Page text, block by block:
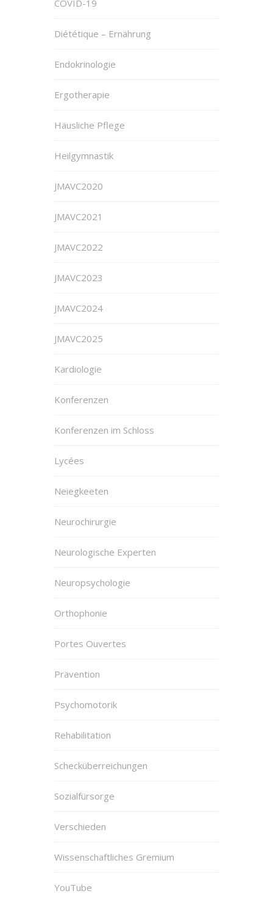
COVID-19
Diététique – Ernährung
Endokrinologie
Ergotherapie
Häusliche Pflege
Heilgymnastik
JMAVC2020
JMAVC2021
JMAVC2022
JMAVC2023
JMAVC2024
JMAVC2025
Kardiologie
Konferenzen
Konferenzen im Schloss
Lycées
Neiegkeeten
Neurochirurgie
Neurologische Experten
Neuropsychologie
Orthophonie
Portes Ouvertes
Prävention
Psychomotorik
Rehabilitation
Schecküberreichungen
Sozialfürsorge
Verschieden
Wissenschaftliches Gremium
YouTube